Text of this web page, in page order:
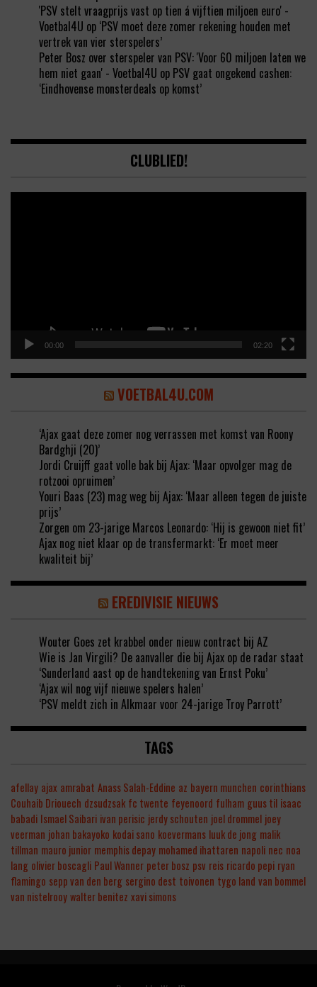
'PSV stelt vraagprijs vast op tien á vijftien miljoen euro' -
Voetbal4U op ‘PSV moet deze zomer rekening houden met
vertrek van vier sterspelers’
Peter Bosz over sterspeler van PSV: 'Voor 60 miljoen laten we
hem niet gaan' - Voetbal4U op PSV gaat ongekend cashen:
‘Eindhovense monsterdeals op komst’
CLUBLIED!
00:00 02:20
VOETBAL4U.COM
‘Ajax gaat deze zomer nog verrassen met komst van Roony
Bardghji (20)’
Jordi Cruijff gaat volle bak bij Ajax: ‘Maar opvolger mag de
rotzooi opruimen’
Youri Baas (23) mag weg bij Ajax: ‘Maar alleen tegen de juiste
prijs’
Zorgen om 23-jarige Marcos Leonardo: ‘Hij is gewoon niet fit’
Ajax nog niet klaar op de transfermarkt: ‘Er moet meer
kwaliteit bij’
EREDIVISIE NIEUWS
Wouter Goes zet krabbel onder nieuw contract bij AZ
Wie is Jan Virgili? De aanvaller die bij Ajax op de radar staat
‘Sunderland aast op de handtekening van Ernst Poku’
‘Ajax wil nog vijf nieuwe spelers halen’
‘PSV meldt zich in Alkmaar voor 24-jarige Troy Parrott’
TAGS
afellay ajax amrabat Anass Salah-Eddine az bayern munchen corinthians
Couhaib Driouech dzsudzsak fc twente feyenoord fulham guus til isaac
babadi Ismael Saibari ivan perisic jerdy schouten joel drommel joey
veerman johan bakayoko kodai sano koevermans luuk de jong malik
tillman mauro junior memphis depay mohamed ihattaren napoli nec noa
lang olivier boscagli Paul Wanner peter bosz psv reis ricardo pepi ryan
flamingo sepp van den berg sergino dest toivonen tygo land van bommel
van nistelrooywalter benitez xavi simons